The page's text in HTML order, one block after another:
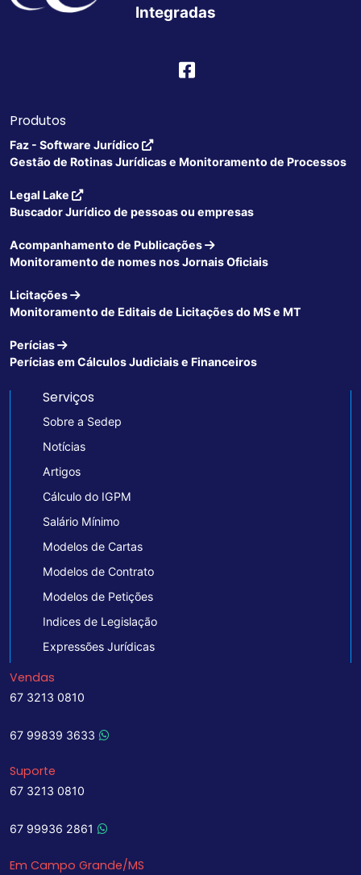
Integradas
Produtos
Faz - Software Jurídico
Gestão de Rotinas Jurídicas e Monitoramento de Processos
Legal Lake
Buscador Jurídico de pessoas ou empresas
Acompanhamento de Publicações
Monitoramento de nomes nos Jornais Oficiais
Licitações
Monitoramento de Editais de Licitações do MS e MT
Perícias
Perícias em Cálculos Judiciais e Financeiros
Serviços
Sobre a Sedep
Notícias
Artigos
Cálculo do IGPM
Salário Mínimo
Modelos de Cartas
Modelos de Contrato
Modelos de Petições
Indices de Legislação
Expressões Jurídicas
Vendas
67 3213 0810
67 99839 3633
Suporte
67 3213 0810
67 99936 2861
Em Campo Grande/MS